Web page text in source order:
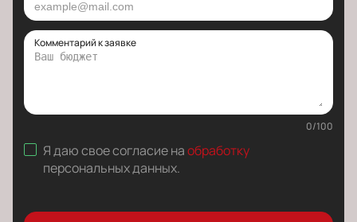
Комментарий к заявке
0/100
Я даю свое согласие наобработку
персональных данных.